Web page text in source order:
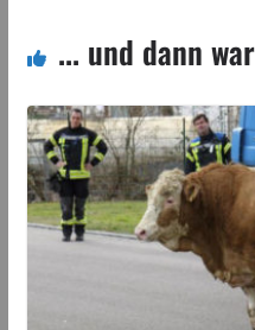
... und dann